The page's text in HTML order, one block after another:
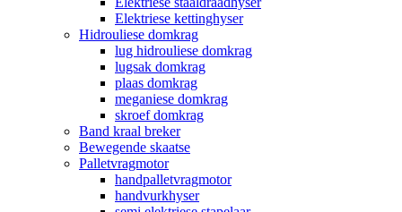
Elektriese kettinghyser
Hidrouliese domkrag
lug hidrouliese domkrag
lugsak domkrag
plaas domkrag
meganiese domkrag
skroef domkrag
Band kraal breker
Bewegende skaatse
Palletvragmotor
handpalletvragmotor
handvurkhyser